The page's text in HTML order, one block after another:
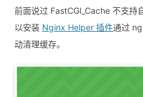
前面说过 FastCGI_Cache 不支持
以安装 Nginx Helper 插件通过
动清理缓存。